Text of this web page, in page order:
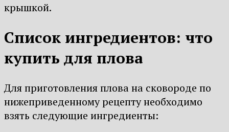
крышкой.
Список ингредиентов: что
купить для плова
Для приготовления плова на сковороде по
нижеприведенному рецепту необходимо
взять следующие ингредиенты: